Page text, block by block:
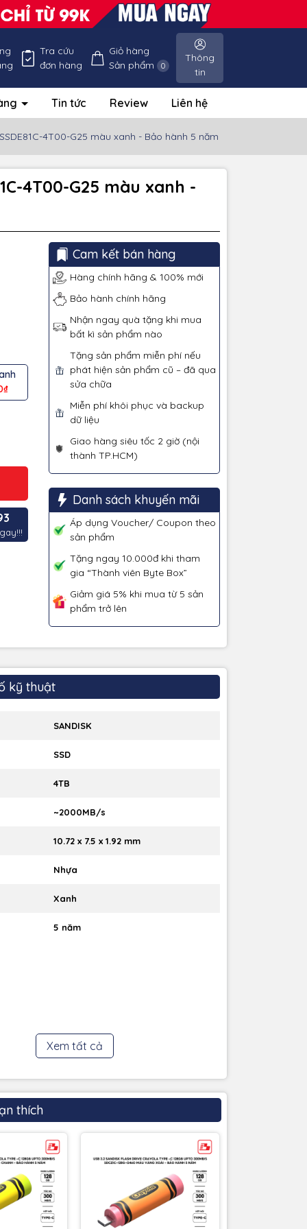
Tra cứu
đơn hàng
Giỏ hàng
Sản phẩm 0
Thông
tin
Tin tức Review Liên hệ
4T00-G25 màu xanh - Bảo hành 5 năm
4T00-G25 màu xanh -
Cam kết bán hàng
Hàng chính hãng & 100% mới
Bảo hành chính hãng
Nhận ngay quà tặng khi mua
bất kì sản phẩm nào
Tặng sản phẩm miễn phí nếu
phát hiện sản phẩm cũ – đã qua
sửa chữa
Miễn phí khôi phục và backup
dữ liệu
Giao hàng siêu tốc 2 giờ (nội
thành TP.HCM)
Danh sách khuyến mãi
Áp dụng Voucher/ Coupon theo
sản phẩm
Tặng ngay 10.000đ khi tham
gia “Thành viên Byte Box”
Giảm giá 5% khi mua từ 5 sản
phẩm trở lên
kỹ thuật
SANDISK
SSD
4TB
~2000MB/s
10.72 x 7.5 x 1.92 mm
Nhựa
Xanh
5 năm
Xem tất cả
thích